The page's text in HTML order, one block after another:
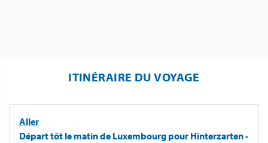
ITINÉRAIRE DU VOYAGE
Aller
Départ tôt le matin de Luxembourg pour Hinterzarten -